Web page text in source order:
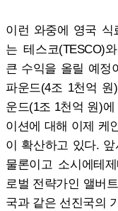
이런 와중에 영국 식
는 테스코(TESCO)
큰 수익을 올릴 예정
파운드(4조 1천억
운드(1조 1천억 원)
이션에 대해 이제 케
이 확산하고 있다.
물론이고 소시에테제
로벌 전략가인 앨버
국과 같은 선진국의